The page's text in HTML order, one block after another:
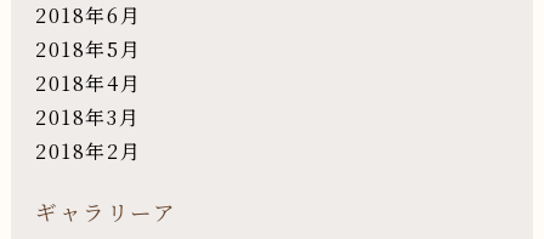
2018年6月
2018年5月
2018年4月
2018年3月
2018年2月
ギャラリーア